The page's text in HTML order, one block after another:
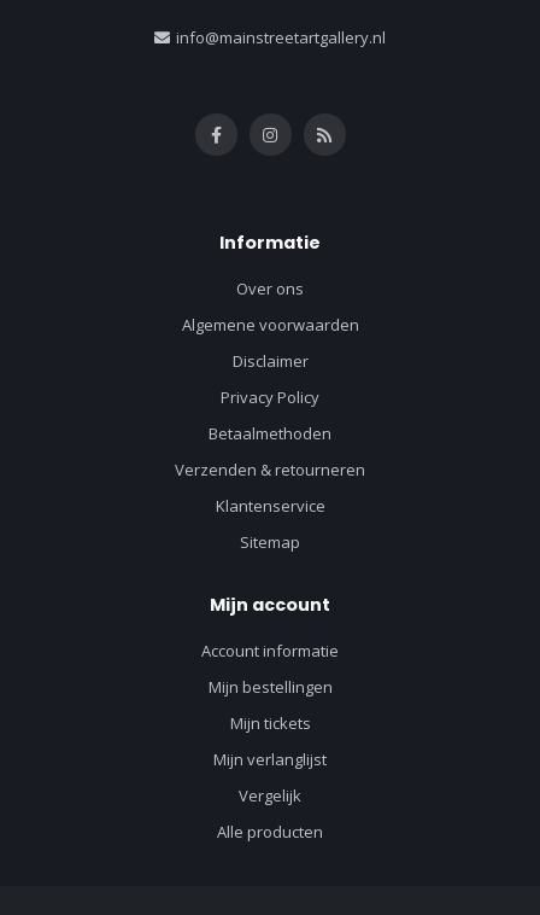
info@mainstreetartgallery.nl
Informatie
Over ons
Algemene voorwaarden
Disclaimer
Privacy Policy
Betaalmethoden
Verzenden & retourneren
Klantenservice
Sitemap
Mijn account
Account informatie
Mijn bestellingen
Mijn tickets
Mijn verlanglijst
Vergelijk
Alle producten